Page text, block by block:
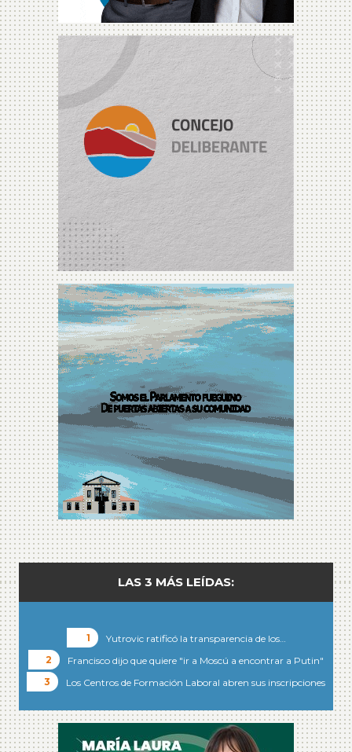
LAS 3 MÁS LEÍDAS:
Yutrovic ratificó la transparencia de los…
Francisco dijo que quiere "ir a Moscú a encontrar a Putin"
Los Centros de Formación Laboral abren sus inscripciones